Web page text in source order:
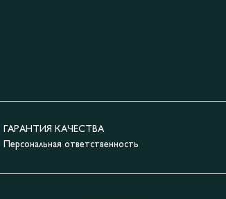
ГАРАНТИЯ КАЧЕСТВА
Персональная ответственность